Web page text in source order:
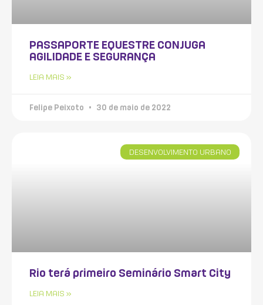
PASSAPORTE EQUESTRE CONJUGA
AGILIDADE E SEGURANÇA
LEIA MAIS »
Felipe Peixoto 30 de maio de 2022
DESENVOLVIMENTO URBANO
Rio terá primeiro Seminário Smart City
LEIA MAIS »